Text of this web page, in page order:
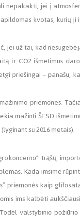
nepakakti, jei į
kvotas, kurių ji
jei už tai, kad
ir CO2 išmetimus
priešingai – panašu,
priemones.
mažinti ŠESD
su 2016 metais).
trąšų
Kada imsime
priemonės kaip
ims kalbėti
valstybinio